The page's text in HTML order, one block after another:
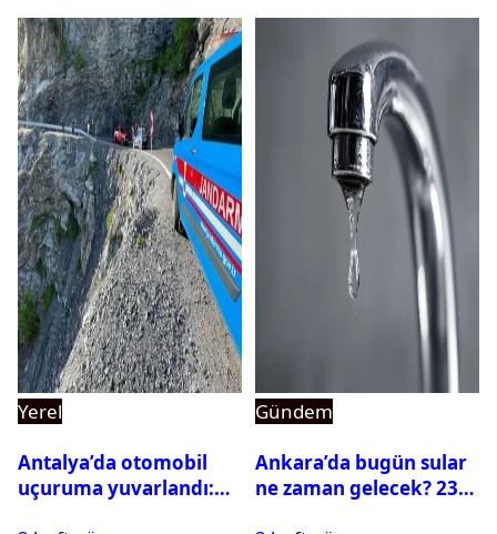
Yerel
Antalya’da otomobil
uçuruma yuvarlandı:
Gündem
Ankara’da bugün sular
ne zaman gelecek? 23